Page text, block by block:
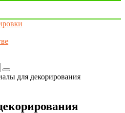
для декорирования